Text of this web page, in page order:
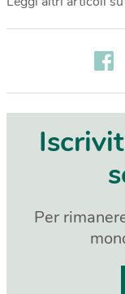
Per